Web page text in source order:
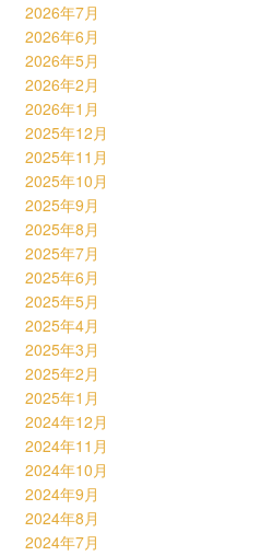
2026年7月
2026年6月
2026年5月
2026年2月
2026年1月
2025年12月
2025年11月
2025年10月
2025年9月
2025年8月
2025年7月
2025年6月
2025年5月
2025年4月
2025年3月
2025年2月
2025年1月
2024年12月
2024年11月
2024年10月
2024年9月
2024年8月
2024年7月